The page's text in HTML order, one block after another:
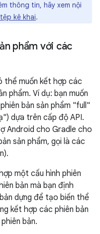
thông tin, hãy xem nội
kê khai.
phẩm với các
thể muốn kết hợp các
phẩm. Ví dụ: bạn muốn
bản sản phẩm "full"
dựa trên cấp độ API.
Android cho Gradle cho
sản phẩm, gọi là các
một cấu hình phiên
bản mà bạn định
dựng để tạo biến thể
kết hợp các phiên bản
bản.